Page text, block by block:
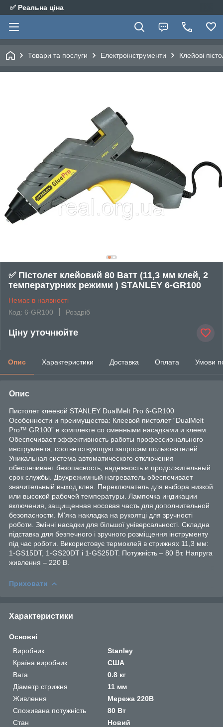
✅ Реальна ціна
Товари та послуги Електроінструменти Клейові
✅ Пістолет клейовий 80 Ватт (11,3 мм клей, 2
температурних режими ) STANLEY 6-GR100
Немає в наявності
Код: 6-GR100
Роздріб
Ціну уточнюйте
Опис Характеристики Доставка Оплата Умови
Опис
Пистолет клеевой STANLEY DualMelt Pro 6-GR100
Особенности и преимущества: Клеевой пистолет “DualMelt
Pro™ GR100” в комплекте со сменными насадками и клеем.
Обеспечивает эффективность работы профессионального
инструмента, соответствующую запросам пользователей.
Уникальная система автоматического отключения
обеспечивает безопасность, надежность и продолжительный
срок службы. Двухрежимный нагреватель обеспечивает
значительный выход клея. Переключатель для выбора низкой
или высокой рабочей температуры. Лампочка индикации
включения, защищенная носовая часть для дополнительной
безопасности. М'яка накладка на рукоятці для зручності
роботи. Змінні насадки для більшої універсальності. Складна
підставка для безпечного і зручного розміщення інструменту
під час роботи. Використовує термоклей в стрижнях 11,3 мм:
1-GS15DT, 1-GS20DT і 1-GS25DT. Потужність – 80 Вт. Напруга
живлення – 220 В.
Приховати
Характеристики
Основні
Виробник
Stanley
Країна виробник
США
Вага
0.8 кг
Діаметр стрижня
11 мм
Живлення
Мережа 220В
Споживана потужність
80 Вт
Стан
Новий